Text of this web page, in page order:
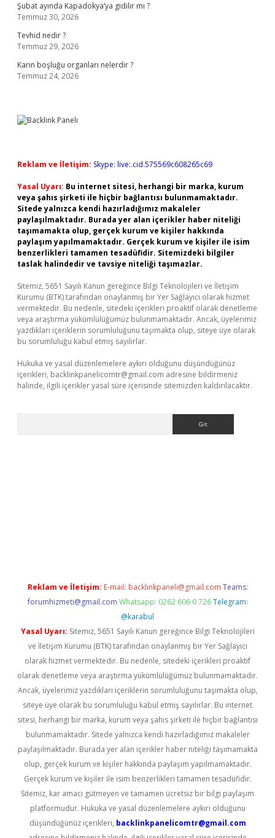
Şubat ayında Kapadokya’ya gidilir mi ?
Temmuz 30, 2026
Tevhid nedir ?
Temmuz 29, 2026
Karın boşluğu organları nelerdir ?
Temmuz 24, 2026
Reklam ve İletişim: Skype: live:.cid.575569c608265c69
Yasal Uyarı: Bu internet sitesi, herhangi bir marka, kurum
veya şahıs şirketi ile hiçbir bağlantısı bulunmamaktadır.
Sitede yalnızca kendi hazırladığımız makaleler
paylaşılmaktadır. Burada yer alan içerikler haber niteliği
taşımamakta olup, gerçek kurum ve kişiler hakkında
paylaşım yapılmamaktadır. Gerçek kurum ve kişiler ile isim
benzerlikleri tamamen tesadüfidir. Sitemizdeki bilgiler
taslak halindedir ve tavsiye niteliği taşımazlar.
Sitemiz, 5651 Sayılı Kanun gereğince Bilgi Teknolojileri ve İletişim
Kurumu (BTK) tarafından onaylanmış bir Yer Sağlayıcı olarak hizmet
vermektedir. Bu nedenle, sitedeki içerikleri proaktif olarak denetleme
veya araştırma yükümlülüğümüz bulunmamaktadır. Ancak, üyelerimiz
yazdıkları içeriklerin sorumluluğunu taşımakta olup, siteye üye olarak
bu sorumluluğu kabul etmiş sayılırlar.
Hukuka ve yasal düzenlemelere aykırı olduğunu düşündüğünüz
içerikleri, backlinkpanelicomtr@gmail.com adresine bildirmeniz
halinde, ilgili içerikler yasal süre içerisinde sitemizden kaldırılacaktır.
Reklam ve İletişim: E-mail: backlinkpaneli@gmail.com Teams:
forumhizmeti@gmail.com Whatsapp: 0262 606 0 726 Telegram:
@karabul
Yasal Uyarı: Sitemiz, 5651 Sayılı Kanun gereğince Bilgi Teknolojileri
ve İletişim Kurumu (BTK) tarafından onaylanmış bir Yer Sağlayıcı
olarak hizmet vermektedir. Bu nedenle, sitedeki içerikleri proaktif
olarak denetleme veya araştırma yükümlülüğümüz bulunmamaktadır.
Ancak, üyelerimiz yazdıkları içeriklerin sorumluluğunu taşımakta olup,
siteye üye olarak bu sorumluluğu kabul etmiş sayılırlar. Bu internet
sitesi, herhangi bir marka, kurum veya şahıs şirketi ile hiçbir bağlantısı
bulunmamaktadır. Sitede yalnızca kendi hazırladığımız makaleler
paylaşılmaktadır. Burada yer alan içerikler haber niteliği taşımamakta
olup, gerçek kurum ve kişiler hakkında paylaşım yapılmamaktadır.
Gerçek kurum ve kişiler ile isim benzerlikleri tamamen tesadüfidir.
Sitemiz, kar amacı gütmeyen ve tamamen ücretsiz bir bilgi paylaşım
platformudur. Hukuka ve yasal düzenlemelere aykırı olduğunu
düşündüğünüz içerikleri, backlinkpanelicomtr@gmail.com